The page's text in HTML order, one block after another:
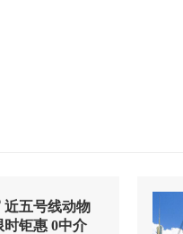
近五号线动物
时钜惠 0中介